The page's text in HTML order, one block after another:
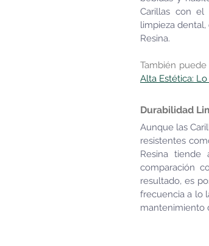
Carillas con
limpieza
Resina.
También
Alta Estética:
Durabilidad
Aunque las
resistentes
Resina
comparación
resultado, es
frecuencia a lo
mantenimiento